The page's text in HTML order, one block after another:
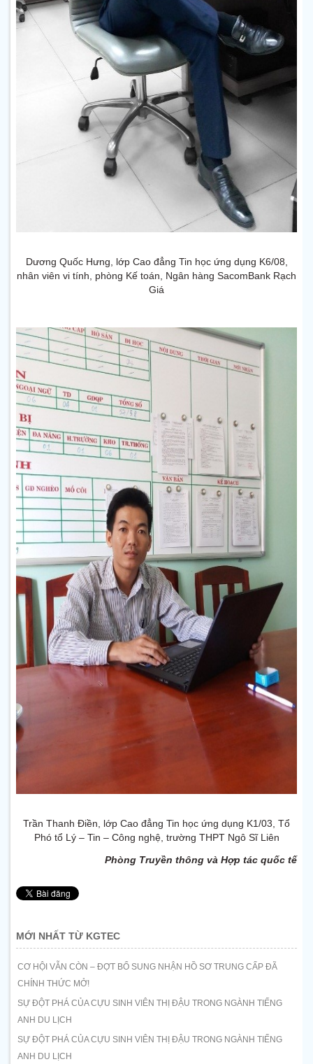
Dương Quốc Hưng, lớp Cao đẳng Tin học ứng dụng K6/08,
nhân viên vi tính, phòng Kế toán, Ngân hàng SacomBank Rạch
Giá
Trần Thanh Điền, lớp Cao đẳng Tin học ứng dụng K1/03, Tổ
Phó tổ Lý – Tin – Công nghệ, trường THPT Ngô Sĩ Liên
Phòng Truyền thông và Hợp tác quốc tế
MỚI NHẤT TỪ KGTEC
CƠ HỘI VẪN CÒN – ĐỢT BỔ SUNG NHẬN HỒ SƠ TRUNG CẤP ĐÃ
CHÍNH THỨC MỞ!
SỰ ĐỘT PHÁ CỦA CỰU SINH VIÊN THỊ ĐẬU TRONG NGÀNH TIẾNG
ANH DU LỊCH
SỰ ĐỘT PHÁ CỦA CỰU SINH VIÊN THỊ ĐẬU TRONG NGÀNH TIẾNG
ANH DU LỊCH